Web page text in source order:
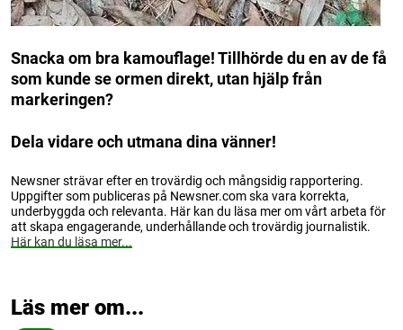
Snacka om bra kamouflage! Tillhörde du en av de få
som kunde se ormen direkt, utan hjälp från
markeringen?
Dela vidare och utmana dina vänner!
Newsner strävar efter en trovärdig och mångsidig rapportering.
Uppgifter som publiceras på Newsner.com ska vara korrekta,
underbyggda och relevanta. Här kan du läsa mer om vårt arbeta för
att skapa engagerande, underhållande och trovärdig journalistik.
Här kan du läsa mer...
Läs mer om...